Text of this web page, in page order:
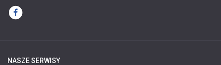
NASZE SERWISY